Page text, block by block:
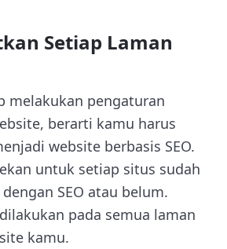
Setiap Laman
melakukan pengaturan
berarti kamu harus
website berbasis SEO.
untuk setiap situs sudah
SEO atau belum.
pada semua laman
kamu.